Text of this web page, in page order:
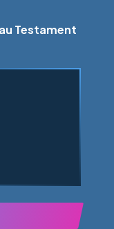
Testament